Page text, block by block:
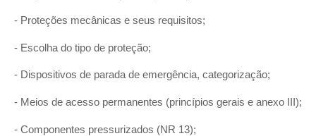
- Proteções mecânicas e seus requisitos;
- Escolha do tipo de proteção;
- Dispositivos de parada de emergência, categorização;
- Meios de acesso permanentes (princípios gerais e anexo III);
- Componentes pressurizados (NR 13);